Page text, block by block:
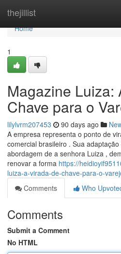
thejillist
Home
Home
1
Magazine Luiza:
Chave para o
lilylvrm207453 90 days ago
A empresa representa o ponto de
comercial brasileiro . Sua
abordagem de a senhora Luiza ,
renovar a forma https://
luiza-a-virada-de-chave-para-o-
Comments
Who
Comments
Submit a Comment
No HTML